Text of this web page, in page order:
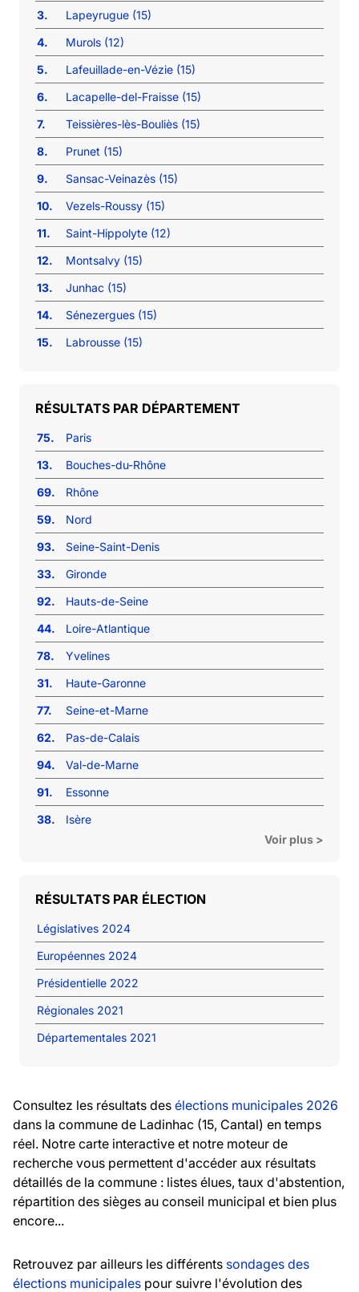
3.
Lapeyrugue (15)
4.
Murols (12)
5.
Lafeuillade-en-Vézie (15)
6.
Lacapelle-del-Fraisse (15)
7.
Teissières-lès-Bouliès (15)
8.
Prunet (15)
9.
Sansac-Veinazès (15)
10.
Vezels-Roussy (15)
11.
Saint-Hippolyte (12)
12.
Montsalvy (15)
13.
Junhac (15)
14.
Sénezergues (15)
15.
Labrousse (15)
RÉSULTATS PAR DÉPARTEMENT
75.
Paris
13.
Bouches-du-Rhône
69.
Rhône
59.
Nord
93.
Seine-Saint-Denis
33.
Gironde
92.
Hauts-de-Seine
44.
Loire-Atlantique
78.
Yvelines
31.
Haute-Garonne
77.
Seine-et-Marne
62.
Pas-de-Calais
94.
Val-de-Marne
91.
Essonne
38.
Isère
Voir plus >
RÉSULTATS PAR ÉLECTION
Législatives 2024
Européennes 2024
Présidentielle 2022
Régionales 2021
Départementales 2021
Consultez les résultats des élections municipales 2026
dans la commune de Ladinhac (15, Cantal) en temps
réel. Notre carte interactive et notre moteur de
recherche vous permettent d'accéder aux résultats
détaillés de la commune : listes élues, taux d'abstention,
répartition des sièges au conseil municipal et bien plus
encore...
Retrouvez par ailleurs les différents sondages des
élections municipales pour suivre l'évolution des